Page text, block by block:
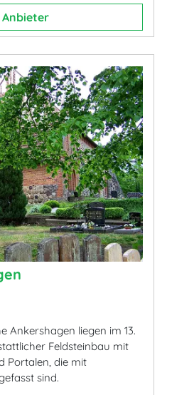
Anbieter
Ankershagen liegen im 13.
Feldsteinbau mit
Portalen, die mit
sind.